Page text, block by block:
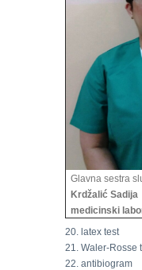
Glavna sestra
Krdžalić Sadija
medicinski
20. latex test
21. Waler-Rosse
22. antibiogram